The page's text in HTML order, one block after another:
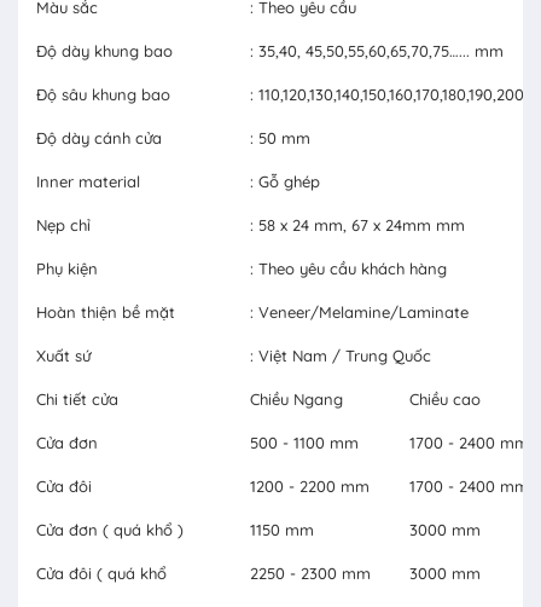
Màu sắc : Theo yêu cầu
Độ dày khung bao : 35,40, 45,50,55,60,65,70,75…... mm
Độ sâu khung bao :
Độ dày cánh cửa : 50 mm
Inner material : Gỗ ghép
Nẹp chỉ : 58 x 24 mm, 67 x 24mm mm
Phụ kiện : Theo yêu cầu khách hàng
Hoàn thiện bề mặt : Veneer/Melamine/Laminate
Xuất sứ : Việt Nam / Trung Quốc
Chi tiết cửa Chiều Ngang Chiều cao
Cửa đơn 500 - 1100 mm 1700 - 2400 mm
Cửa đôi 1200 - 2200 mm 1700 - 2400 mm
Cửa đơn ( quá khổ ) 1150 mm 3000 mm
Cửa đôi ( quá khổ 2250 - 2300 mm 3000 mm